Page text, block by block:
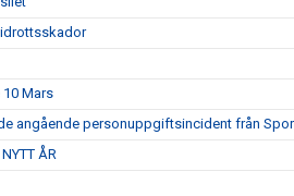
Mars
angående personuppgiftsincident från
ÅR